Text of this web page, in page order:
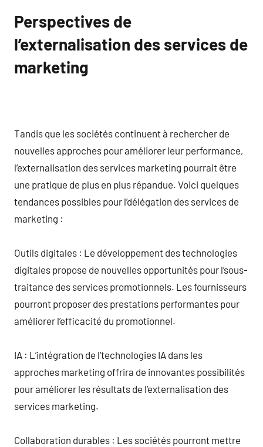
Perspectives de
l’externalisation des services de
marketing
Tandis que les sociétés continuent à rechercher de
nouvelles approches pour améliorer leur performance,
l’externalisation des services marketing pourrait être
une pratique de plus en plus répandue. Voici quelques
tendances possibles pour l’délégation des services de
marketing :
Outils digitales : Le développement des technologies
digitales propose de nouvelles opportunités pour l’sous-
traitance des services promotionnels. Les fournisseurs
pourront proposer des prestations performantes pour
améliorer l’efficacité du promotionnel.
IA : L’intégration de l’technologies IA dans les
approches marketing offrira de innovantes possibilités
pour améliorer les résultats de l’externalisation des
services marketing.
Collaboration durables : Les sociétés pourront mettre